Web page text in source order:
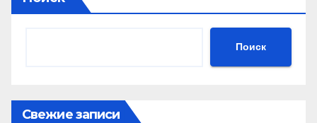
Поиск
Свежие записи